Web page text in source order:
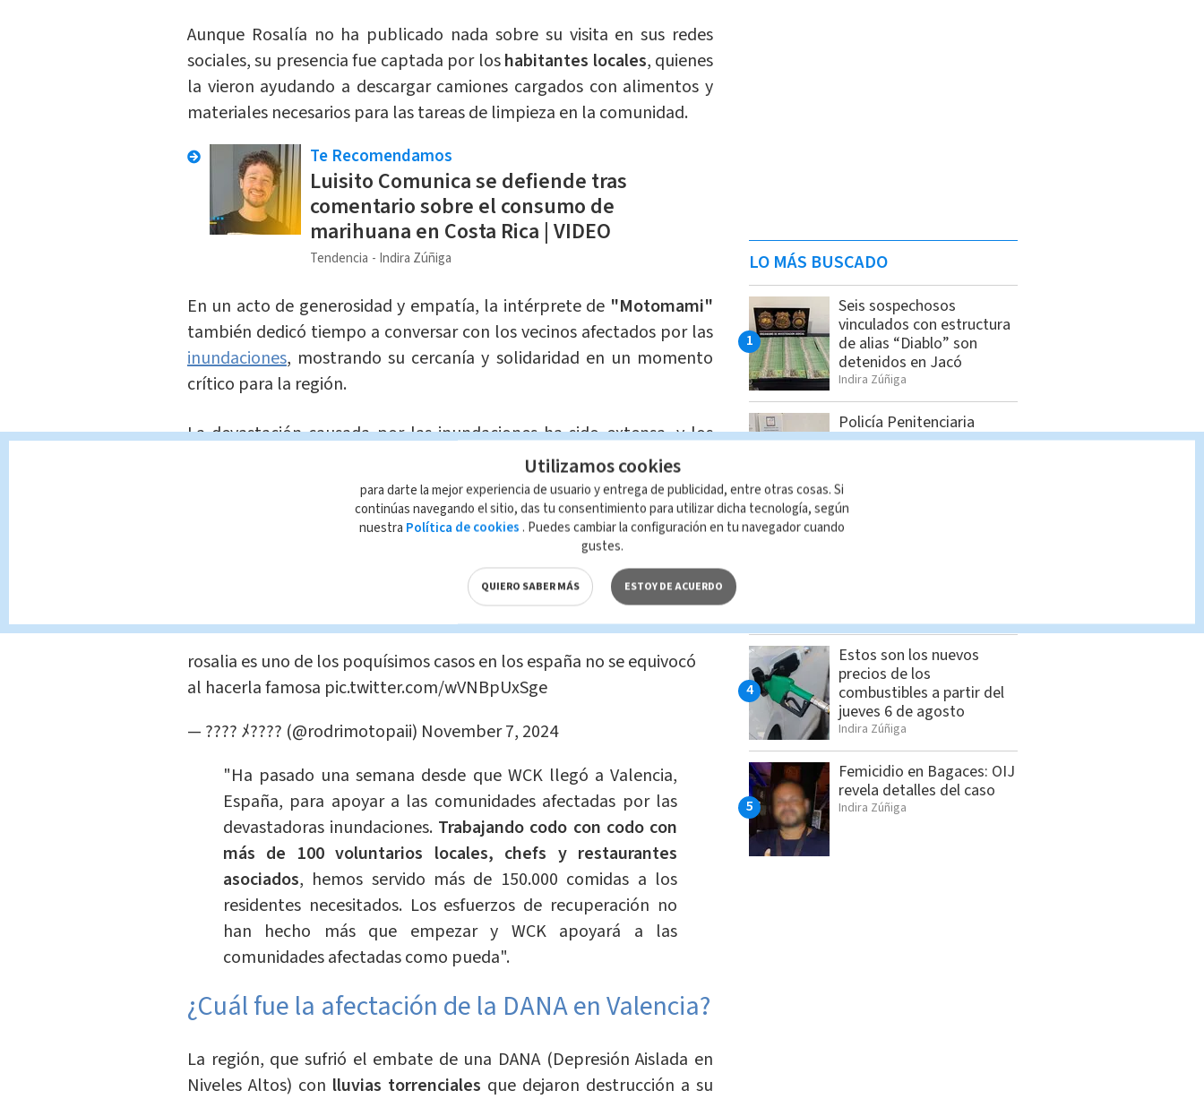
Aunque Rosalía no ha publicado nada sobre su visita en sus redes
sociales, su presencia fue captada por loshabitantes locales, quienes
la vieron ayudando a descargar camiones cargados con alimentos y
materiales necesarios para las tareas de limpieza en la comunidad.
Te Recomendamos
Luisito Comunica se defiende tras
comentario sobre el consumo de
marihuana en Costa Rica | VIDEO
Tendencia Indira Zúñiga
En un acto de generosidad y empatía, la intérprete de "Motomami"
también dedicó tiempo a conversar con los vecinos afectados por las
inundaciones, mostrando su cercanía y solidaridad en un momento
crítico para la región.
La devastación causada por las inundaciones ha sido extensa, y los
llevan más de una semana
trabajando arduamente para atender las necesidades inmediatas de
X (anteriormente Twitter)
compartió los avances del apoyo que WCK ha brindado en Valencia
rosalia es uno de los poquísimos casos en los españa no se equivocó
al hacerla famosa pic.twitter.com/wVNBpUxSge
— ???? ﾒ???? (@rodrimotopaii) November 7, 2024
"Ha pasado una semana desde que WCK llegó a Valencia,
España, para apoyar a las comunidades afectadas por las
devastadoras inundaciones. Trabajando codo con codo con
más de 100 voluntarios locales, chefs y restaurantes
asociados, hemos servido más de 150.000 comidas a los
residentes necesitados. Los esfuerzos de recuperación no
han hecho más que empezar y WCK apoyará a las
comunidades afectadas como pueda".
¿Cuál fue la afectación de la DANA en Valencia?
La región, que sufrió el embate de una DANA (Depresión Aislada en
Niveles Altos) con lluvias torrenciales que dejaron destrucción a su
LO MÁS BUSCADO
Seis sospechosos
vinculados con estructura
de alias “Diablo” son
detenidos en Jacó
Indira Zúñiga
Policía Penitenciaria
decomisa celulares,
Reforma
Cristian Segura
Allanamientos en Limón:
Estos son los nuevos
precios de los
combustibles a partir del
jueves 6 de agosto
Indira Zúñiga
Femicidio en Bagaces: OIJ
revela detalles del caso
Indira Zúñiga
Utilizamos cookies
para darte la mejor experiencia de usuario y entrega de publicidad, entre otras cosas. Si
continúas navegando el sitio, das tu consentimiento para utilizar dicha tecnología, según
nuestra Política de cookies . Puedes cambiar la configuración en tu navegador cuando
gustes.
QUIERO SABER MÁS ESTOY DE ACUERDO